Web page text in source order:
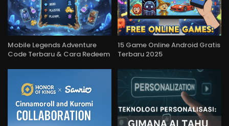
Mobile Legends Adventure
Code Terbaru & Cara Redeem
15 Game Online Android Gratis
Terbaru 2025